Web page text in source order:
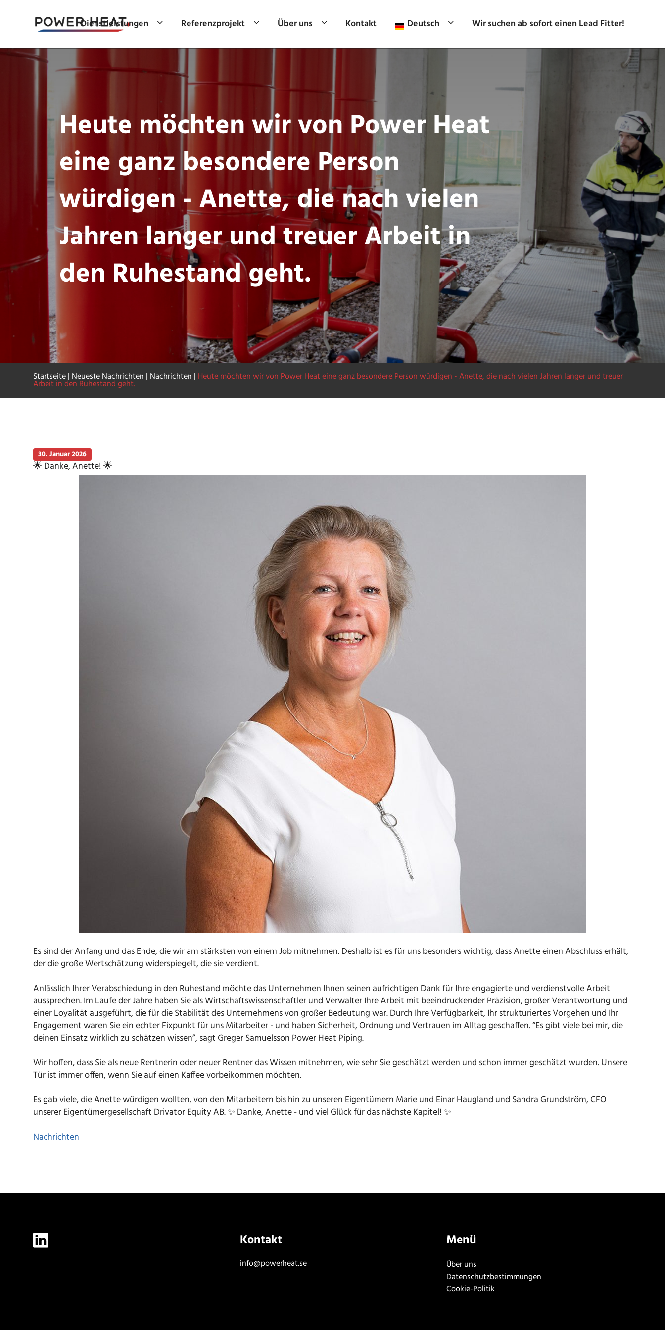
Dienstleistungen Referenzprojekt Über uns Kontakt Deutsch Wir suchen ab sofort einen Lead Fitter!
Heute möchten wir von Power Heat
eine ganz besondere Person
würdigen - Anette, die nach vielen
Jahren langer und treuer Arbeit in
den Ruhestand geht.
Startseite Neueste Nachrichten Nachrichten
Heute möchten wir von Power Heat eine ganz besondere Person würdigen - Anette, die nach vielen Jahren langer und treuer
Arbeit in den Ruhestand geht.
30. Januar 2026
🌟 Danke, Anette! 🌟
Es sind der Anfang und das Ende, die wir am stärksten von einem Job mitnehmen. Deshalb ist es für uns besonders wichtig, dass Anette einen Abschluss erhält,
der die große Wertschätzung widerspiegelt, die sie verdient.
Anlässlich Ihrer Verabschiedung in den Ruhestand möchte das Unternehmen Ihnen seinen aufrichtigen Dank für Ihre engagierte und verdienstvolle Arbeit
aussprechen. Im Laufe der Jahre haben Sie als Wirtschaftswissenschaftler und Verwalter Ihre Arbeit mit beeindruckender Präzision, großer Verantwortung und
einer Loyalität ausgeführt, die für die Stabilität des Unternehmens von großer Bedeutung war. Durch Ihre Verfügbarkeit, Ihr strukturiertes Vorgehen und Ihr
Engagement waren Sie ein echter Fixpunkt für uns Mitarbeiter - und haben Sicherheit, Ordnung und Vertrauen im Alltag geschaffen. “Es gibt viele bei mir, die
deinen Einsatz wirklich zu schätzen wissen”, sagt Greger Samuelsson Power Heat Piping.
Wir hoffen, dass Sie als neue Rentnerin oder neuer Rentner das Wissen mitnehmen, wie sehr Sie geschätzt werden und schon immer geschätzt wurden. Unsere
Tür ist immer offen, wenn Sie auf einen Kaffee vorbeikommen möchten.
Es gab viele, die Anette würdigen wollten, von den Mitarbeitern bis hin zu unseren Eigentümern Marie und Einar Haugland und Sandra Grundström, CFO
unserer Eigentümergesellschaft Drivator Equity AB. ✨ Danke, Anette - und viel Glück für das nächste Kapitel! ✨
Nachrichten
Kontakt
info@powerheat.se
Menü
Über uns
Datenschutzbestimmungen
Cookie-Politik